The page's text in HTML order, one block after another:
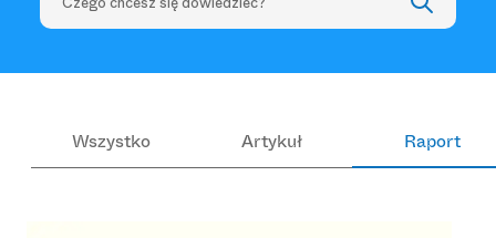
Wszystko Artykuł Raport